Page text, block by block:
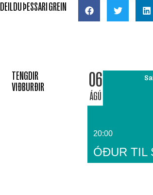
DEILDU ÞESSARI GREIN
TENGDIR
VIÐBURÐIR
06
ÁGÚ
20:00
ÓÐUR TIL